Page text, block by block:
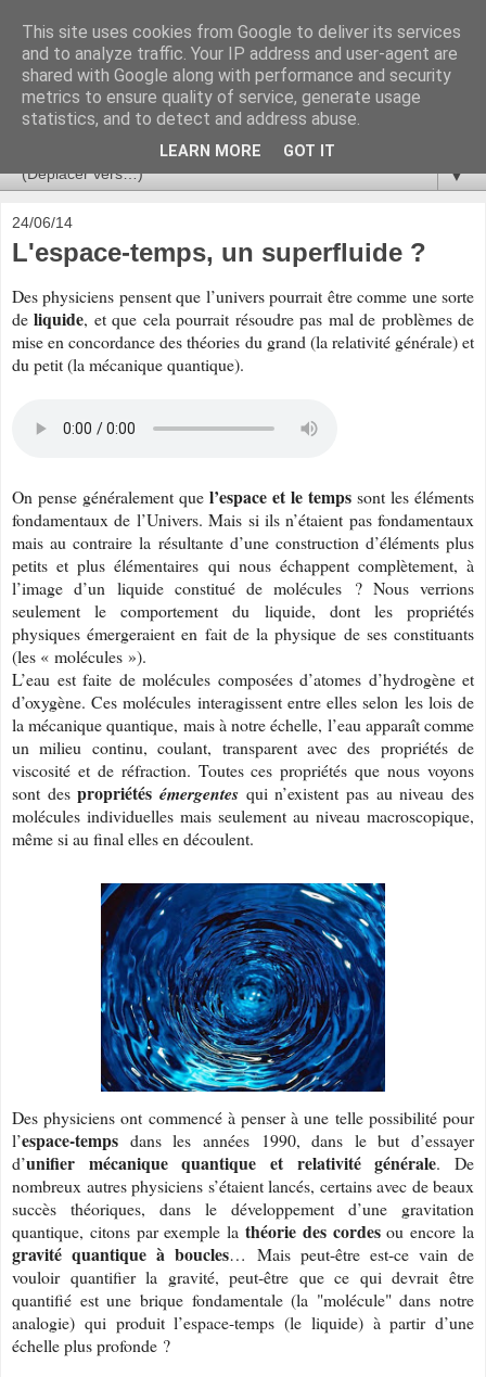
Ça se passe là haut
Astronomie, Astrophysique, Astroparticules, Cosmologie.
L'infini se contemple, indéfiniment. ISSN 2272-5768
▼
24/06/14
L'espace-temps, un superfluide ?
Des physiciens pensent que l’univers pourrait être comme une sorte
deliquide, et que cela pourrait résoudre pas mal de problèmes de
mise en concordance des théories du grand (la relativité générale) et
du petit (la mécanique quantique).
On pense généralement que l’espace et le temps sont les éléments
fondamentaux de l’Univers. Mais si ils n’étaient pas fondamentaux
mais au contraire la résultante d’une construction d’éléments plus
petits et plus élémentaires qui nous échappent complètement, à
l’image d’un liquide constitué de molécules ? Nous verrions
seulement le comportement du liquide, dont les propriétés
physiques émergeraient en fait de la physique de ses constituants
(les « molécules »).
L’eau est faite de molécules composées d’atomes d’hydrogène et
d’oxygène. Ces molécules interagissent entre elles selon les lois de
la mécanique quantique, mais à notre échelle, l’eau apparaît comme
un milieu continu, coulant, transparent avec des propriétés de
viscosité et de réfraction. Toutes ces propriétés que nous voyons
sont despropriétésémergentes qui n’existent pas au niveau des
molécules individuelles mais seulement au niveau macroscopique,
même si au final elles en découlent.
Des physiciens ont commencé à penser à une telle possibilité pour
l’espace-temps dans les années 1990, dans le but d’essayer
d’unifier mécanique quantique et relativité générale. De
nombreux autres physiciens s’étaient lancés, certains avec de beaux
succès théoriques, dans le développement d’une gravitation
quantique, citons par exemple la théorie des cordesou encore la
gravité quantique à boucles… Mais peut-être est-ce vain de
vouloir quantifier la gravité, peut-être que ce qui devrait être
quantifié est une brique fondamentale (la "molécule" dans notre
analogie) qui produit l’espace-temps (le liquide) à partir d’une
échelle plus profonde ?
This site uses cookies from Google to deliver its services
and to analyze traffic. Your IP address and user-agent are
shared with Google along with performance and security
metrics to ensure quality of service, generate usage
statistics, and to detect and address abuse.
LEARN MORE GOT IT